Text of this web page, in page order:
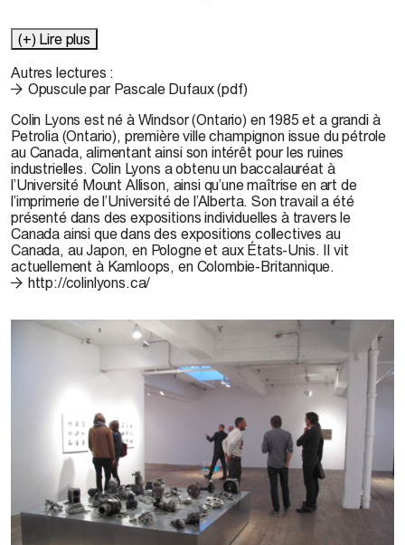
(+) Lire plus
Autres lectures :
Opuscule par Pascale Dufaux (pdf)
Colin Lyons est né à Windsor (Ontario) en 1985 et a grandi à
Petrolia (Ontario), première ville champignon issue du pétrole
au Canada, alimentant ainsi son intérêt pour les ruines
industrielles. Colin Lyons a obtenu un baccalauréat à
l’Université Mount Allison, ainsi qu’une maîtrise en art de
l’imprimerie de l’Université de l’Alberta. Son travail a été
présenté dans des expositions individuelles à travers le
Canada ainsi que dans des expositions collectives au
Canada, au Japon, en Pologne et aux États-Unis. Il vit
actuellement à Kamloops, en Colombie-Britannique.
http://colinlyons.ca/